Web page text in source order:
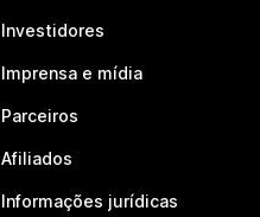
Investidores
Imprensa e mídia
Parceiros
Afiliados
Informações jurídicas